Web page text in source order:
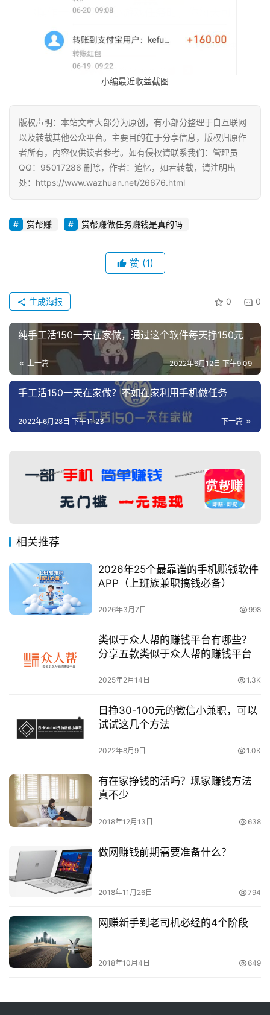
小编最近收益截图
版权声明：本站文章大部分为原创，有小部分整理于自互联网
以及转载其他公众平台。主要目的在于分享信息，版权归原作
者所有，内容仅供读者参考。如有侵权请联系我们：管理员
QQ：95017286 删除，作者：追忆，如若转载，请注明出
处：https://www.wazhuan.net/26676.html
赏帮赚 赏帮赚做任务赚钱是真的吗
赞 (1)
0 0
生成海报
纯手工活150一天在家做，通过这个软件每天挣150元
上一篇 2022年6月12日 下午9:09
手工活150一天在家做？不如在家利用手机做任务
下一篇
2022年6月28日 下午11:23
相关推荐
2026年25个最靠谱的手机赚钱软件
APP（上班族兼职搞钱必备）
2026年3月7日 998
类似于众人帮的赚钱平台有哪些？
分享五款类似于众人帮的赚钱平台
2025年2月14日 1.3K
日挣30-100元的微信小兼职，可以
试试这几个方法
2022年8月9日 1.0K
有在家挣钱的活吗？现家赚钱方法
真不少
2018年12月13日 638
做网赚钱前期需要准备什么？
2018年11月26日 794
网赚新手到老司机必经的4个阶段
2018年10月4日 649